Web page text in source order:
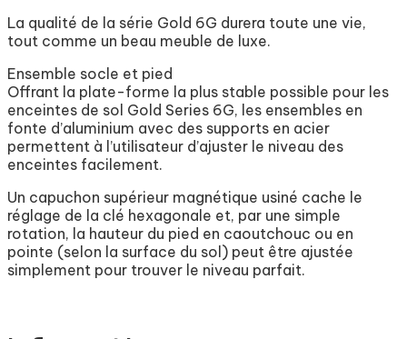
La qualité de la série Gold 6G durera toute une vie,
tout comme un beau meuble de luxe.
Ensemble socle et pied
Offrant la plate-forme la plus stable possible pour les
enceintes de sol Gold Series 6G, les ensembles en
fonte d’aluminium avec des supports en acier
permettent à l’utilisateur d’ajuster le niveau des
enceintes facilement.
Un capuchon supérieur magnétique usiné cache le
réglage de la clé hexagonale et, par une simple
rotation, la hauteur du pied en caoutchouc ou en
pointe (selon la surface du sol) peut être ajustée
simplement pour trouver le niveau parfait.